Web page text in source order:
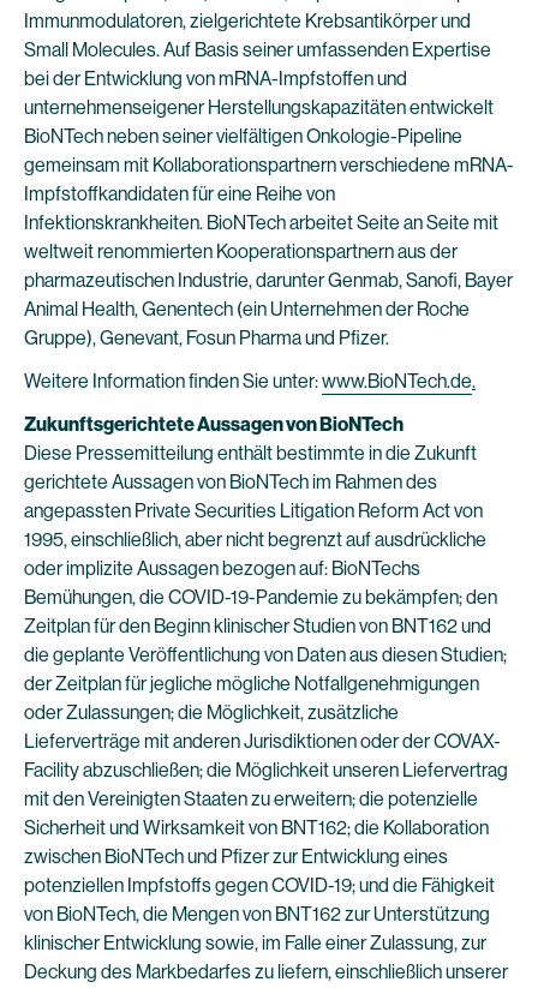
Immunmodulatoren, zielgerichtete Krebsantikörper und
Small Molecules. Auf Basis seiner umfassenden Expertise
bei der Entwicklung von mRNA-Impfstoffen und
unternehmenseigener Herstellungskapazitäten entwickelt
BioNTech neben seiner vielfältigen Onkologie-Pipeline
gemeinsam mit Kollaborationspartnern verschiedene mRNA-
Impfstoffkandidaten für eine Reihe von
Infektionskrankheiten. BioNTech arbeitet Seite an Seite mit
weltweit renommierten Kooperationspartnern aus der
pharmazeutischen Industrie, darunter Genmab, Sanofi, Bayer
Animal Health, Genentech (ein Unternehmen der Roche
Gruppe), Genevant, Fosun Pharma und Pfizer.
Weitere Information finden Sie unter:www.BioNTech.de.
Zukunftsgerichtete Aussagen von BioNTech
Diese Pressemitteilung enthält bestimmte in die Zukunft
gerichtete Aussagen von BioNTech im Rahmen des
angepassten Private Securities Litigation Reform Act von
1995, einschließlich, aber nicht begrenzt auf ausdrückliche
oder implizite Aussagen bezogen auf: BioNTechs
Bemühungen, die COVID-19-Pandemie zu bekämpfen; den
Zeitplan für den Beginn klinischer Studien von BNT162 und
die geplante Veröffentlichung von Daten aus diesen Studien;
der Zeitplan für jegliche mögliche Notfallgenehmigungen
oder Zulassungen; die Möglichkeit, zusätzliche
Lieferverträge mit anderen Jurisdiktionen oder der COVAX-
Facility abzuschließen; die Möglichkeit unseren Liefervertrag
mit den Vereinigten Staaten zu erweitern; die potenzielle
Sicherheit und Wirksamkeit von BNT162; die Kollaboration
zwischen BioNTech und Pfizer zur Entwicklung eines
potenziellen Impfstoffs gegen COVID-19; und die Fähigkeit
von BioNTech, die Mengen von BNT162 zur Unterstützung
klinischer Entwicklung sowie, im Falle einer Zulassung, zur
Deckung des Markbedarfes zu liefern, einschließlich unserer